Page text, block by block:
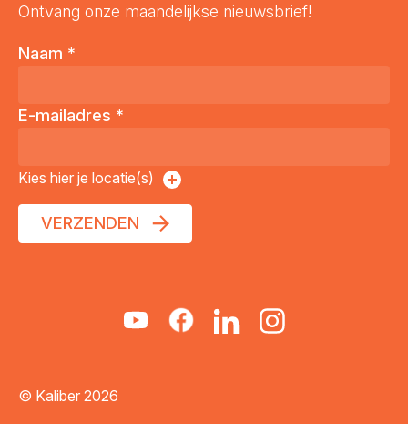
Ontvang onze maandelijkse nieuwsbrief!
Naam *
E-mailadres *
Kies hier je locatie(s)
VERZENDEN
© Kaliber 2026